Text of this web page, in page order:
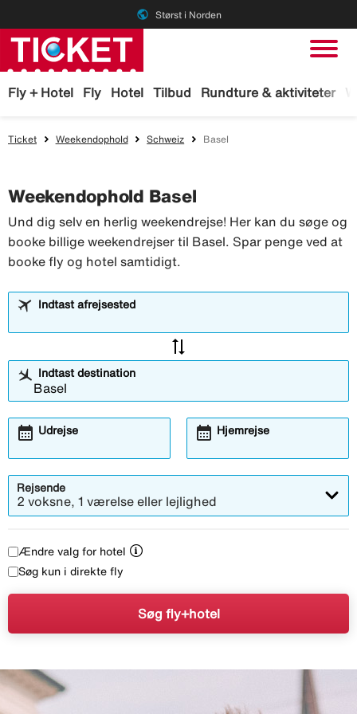
public Størst i Norden
Fly + Hotel Fly Hotel Tilbud Rundture & aktiviteter
Ticket Weekendophold Schweiz Basel
Weekendophold Basel
Und dig selv en herlig weekendrejse! Her kan du søge og
booke billige weekendrejser til Basel. Spar penge ved at
booke fly og hotel samtidigt.
Indtast afrejsested
sync_alt
Indtast destination
Udrejse
calendar_month Hjemrejse
calendar_month
Rejsende
2 voksne, 1 værelse eller lejlighed
Ændre valg for hotel
Søg kun i direkte fly
Søg fly+hotel